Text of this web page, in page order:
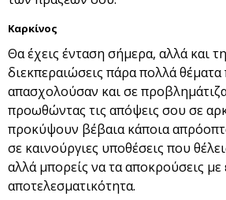
Καρκίνος
Θα έχεις ένταση σήμερα, αλλά και
διεκπεραιώσεις πάρα πολλά
απασχολούσαν και σε
προωθώντας τις απόψεις σου σε
προκύψουν βέβαια κάποια
σε καινούργιες υποθέσεις που
αλλά μπορείς να τα αποκρούσεις με
αποτελεσματικότητα.